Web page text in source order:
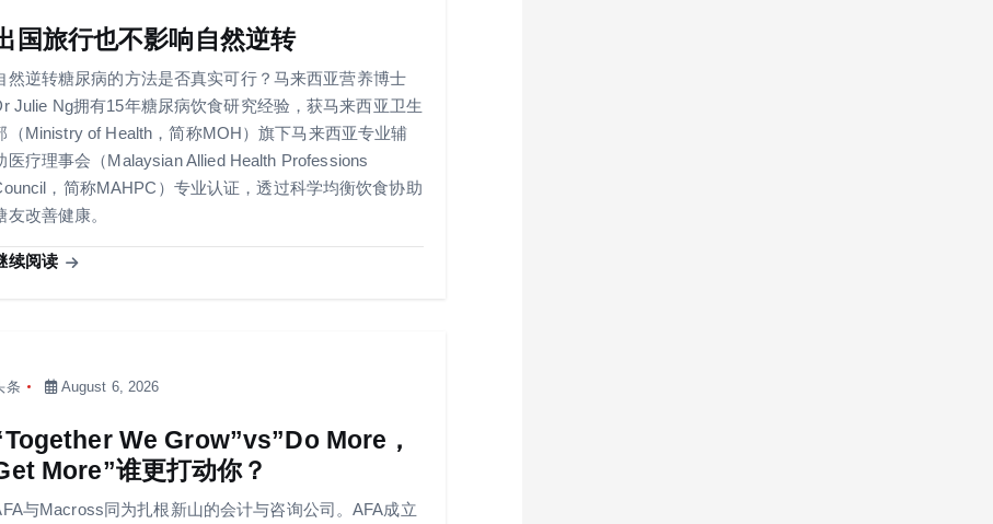
国旅行也不影响自然逆转
然逆转糖尿病的方法是否真实可行？马来西亚营养博士
Julie Ng拥有15年糖尿病饮食研究经验，获马来西亚卫生
（Ministry of Health，简称MOH）旗下马来西亚专业辅
医疗理事会（Malaysian Allied Health Professions
，简称MAHPC）专业认证，透过科学均衡饮食协助
友改善健康。
续阅读
条 August 6, 2026
We Grow”vs”Do More，
More”谁更打动你？
与Macross同为扎根新山的会计与咨询公司。AFA成立